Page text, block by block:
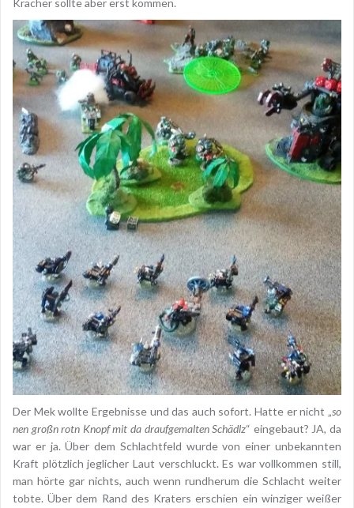
Kracher sollte aber erst kommen.
Der Mek wollte Ergebnisse und das auch sofort. Hatte er nicht „so
nen großn rotn Knopf mit da draufgemalten Schädlz“ eingebaut? JA, da
war er ja. Über dem Schlachtfeld wurde von einer unbekannten
Kraft plötzlich jeglicher Laut verschluckt. Es war vollkommen still,
man hörte gar nichts, auch wenn rundherum die Schlacht weiter
tobte. Über dem Rand des Kraters erschien ein winziger weißer